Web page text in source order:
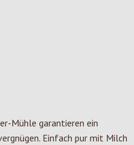
Mühle garantieren ein
Einfach pur mit Milch